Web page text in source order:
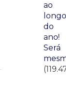
ao
longo
do
ano!
Será